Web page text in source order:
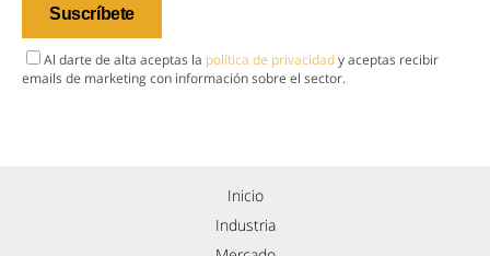
Al darte de alta aceptas la política de privacidady aceptas recibir
emails de marketing con información sobre el sector.
Inicio
Industria